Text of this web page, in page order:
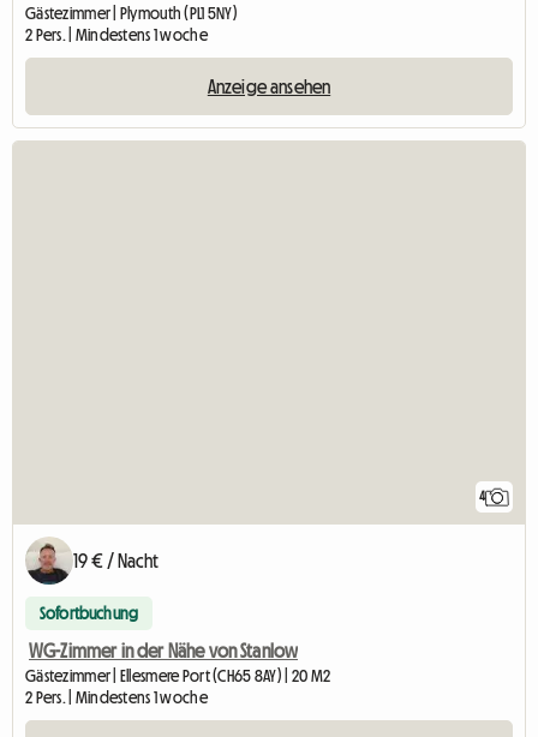
Gästezimmer | Plymouth (PL1 5NY)
2 Pers. | Mindestens 1 woche
Anzeige ansehen
4
19 € / Nacht
Sofortbuchung
WG-Zimmer in der Nähe von Stanlow
Gästezimmer | Ellesmere Port (CH65 8AY) | 20 M2
2 Pers. | Mindestens 1 woche